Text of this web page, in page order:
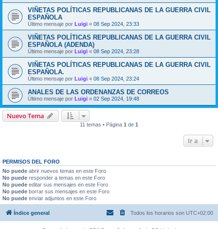
VIÑETAS POLÍTICAS REPUBLICANAS DE LA GUERRA CIVIL
ESPAÑOLA
Último mensaje por Luigi « 08 Sep 2024, 23:33
VIÑETAS POLÍTICAS REPUBLICANAS DE LA GUERRA CIVIL
ESPAÑOLA (ADENDA)
Último mensaje por Luigi « 08 Sep 2024, 23:28
VIÑETAS POLÍTICAS REPUBLICANAS DE LA GUERRA CIVIL
ESPAÑOLA.
Último mensaje por Luigi « 08 Sep 2024, 23:24
ANALES DE LAS ORDENANZAS DE CORREOS
Último mensaje por Luigi « 02 Sep 2024, 19:48
Nuevo Tema
11 temas • Página 1 de 1
Ir a
PERMISOS DEL FORO
No puede abrir nuevos temas en este Foro
No puede responder a temas en este Foro
No puede editar sus mensajes en este Foro
No puede borrar sus mensajes en este Foro
No puede enviar adjuntos en este Foro
Índice general Todos los horarios son UTC+02:00